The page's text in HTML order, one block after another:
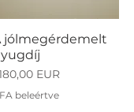
jólmegérdemelt
EUR
beleértve